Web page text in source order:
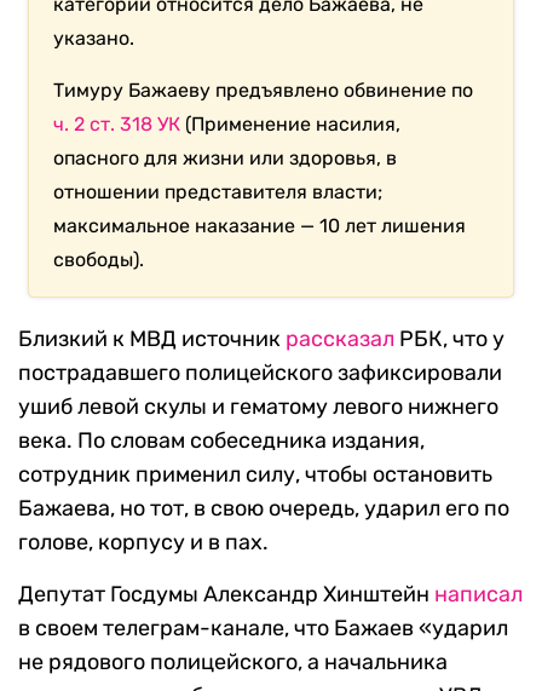
указано.
Тимуру Бажаеву предъявлено обвинение по
ч. 2 ст. 318 УК (Применение насилия,
опасного для жизни или здоровья, в
отношении представителя власти;
максимальное наказание — 10 лет лишения
свободы).
Близкий к МВД источник рассказал РБК, что у
пострадавшего полицейского зафиксировали
ушиб левой скулы и гематому левого нижнего
века. По словам собеседника издания,
сотрудник применил силу, чтобы остановить
Бажаева, но тот, в свою очередь, ударил его по
голове, корпусу и в пах.
Депутат Госдумы Александр Хинштейн написал
в своем телеграм-канале, что Бажаев «ударил
не рядового полицейского, а начальника